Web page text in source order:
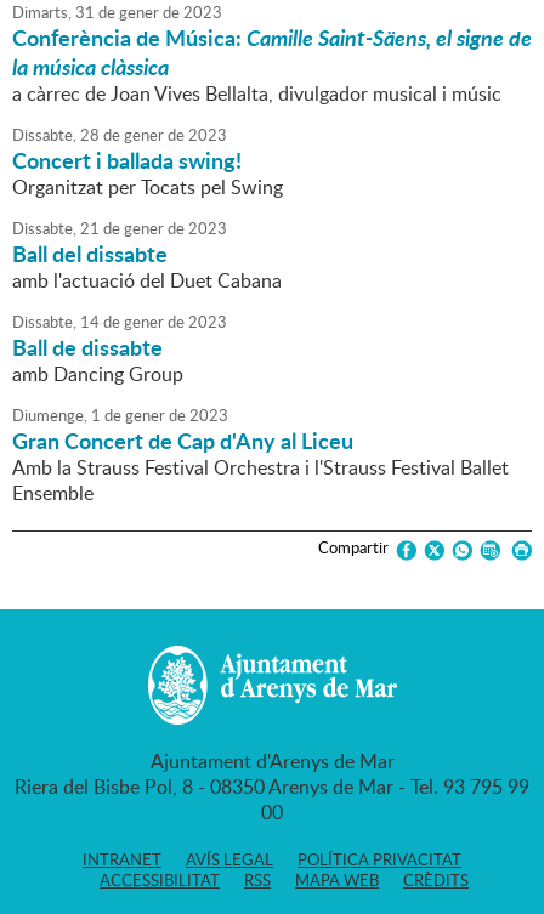
Dimarts,31 degenerde2023
Conferència de Música:Camille Saint-Säens, el signe de
la música clàssica
a càrrec de Joan Vives Bellalta, divulgador musical i músic
Dissabte,28 degenerde2023
Concert i ballada swing!
Organitzat per Tocats pel Swing
Dissabte,21 degenerde2023
Ball del dissabte
amb l'actuació del Duet Cabana
Dissabte, 14degenerde2023
Ball de dissabte
amb Dancing Group
Diumenge, 1 degenerde2023
Gran Concert de Cap d'Any al Liceu
Amb la Strauss Festival Orchestra i l'Strauss Festival Ballet
Ensemble
Compartir
Ajuntament d'Arenys de Mar
Riera del Bisbe Pol, 8 - 08350 Arenys de Mar - Tel. 93 795 99
00
INTRANET AVÍS LEGAL
POLÍTICA PRIVACITAT
ACCESSIBILITAT
RSS MAPA WEB CRÈDITS